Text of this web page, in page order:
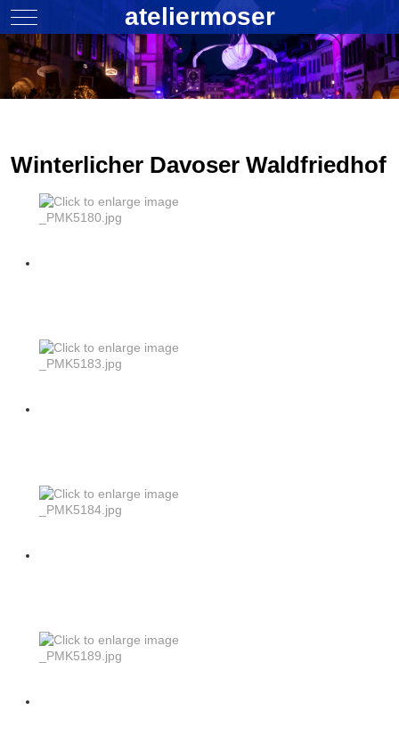
Mobile Menu Toggleateliermoser
Winterlicher Davoser Waldfriedhof